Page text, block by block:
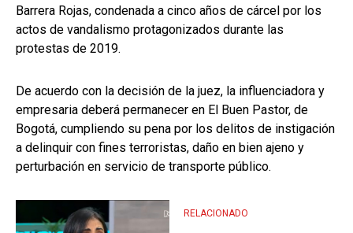
Barrera Rojas, condenada a cinco años de cárcel por los
actos de vandalismo protagonizados durante las
protestas de 2019.
De acuerdo con la decisión de la juez, la influenciadora y
empresaria deberá permanecer en El Buen Pastor, de
Bogotá, cumpliendo su pena por los delitos de instigación
a delinquir con fines terroristas, daño en bien ajeno y
perturbación en servicio de transporte público.
RELACIONADO